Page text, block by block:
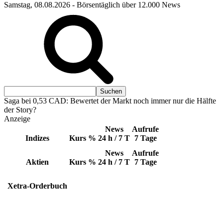
Samstag, 08.08.2026 - Börsentäglich über 12.000 News
Saga bei 0,53 CAD: Bewertet der Markt noch immer nur die Hälfte
der Story?
Anzeige
Indizes Kurs %
News
24 h / 7 T
Aufrufe
7 Tage
Aktien Kurs %
News
24 h / 7 T
Aufrufe
7 Tage
Xetra-Orderbuch